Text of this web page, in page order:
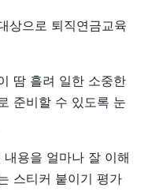
상으로 퇴직연금교육
땀 흘려 일한 소중한
준비할 수 있도록 눈
용을 얼마나 잘 이해
스티커 붙이기 평가